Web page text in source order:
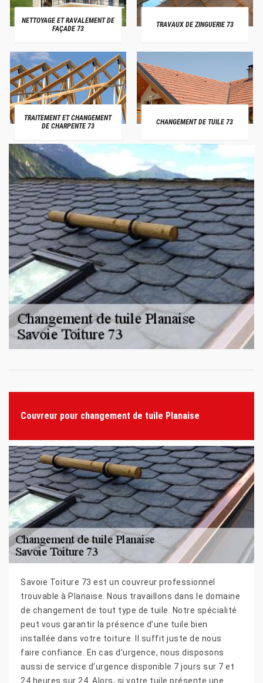
NETTOYAGE ET RAVALEMENT DE
FAÇADE 73
TRAVAUX DE ZINGUERIE 73
TRAITEMENT ET CHANGEMENT
DE CHARPENTE 73
CHANGEMENT DE TUILE 73
Couvreur pour changement de tuile Planaise
Savoie Toiture 73 est un couvreur professionnel
trouvable à Planaise. Nous travaillons dans le domaine
de changement de tout type de tuile. Notre spécialité
peut vous garantir la présence d’une tuile bien
installée dans votre toiture. Il suffit juste de nous
faire confiance. En cas d’urgence, nous disposons
aussi de service d’urgence disponible 7 jours sur 7 et
24 heures sur 24. Alors, si votre tuile présente une